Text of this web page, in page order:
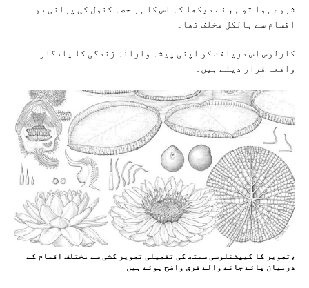
شروع ہوا تو ہم نے دیکھا کہ اس کا ہر حصہ کنول کی پرانی دو
اقسام سے بالکل مخلف تھا۔
کارلوس اس دریافت کو اپنی پیشہ وارانہ زندگی کا یادگار
واقعہ قرار دیتے ہیں۔
،تصویر کا کیپشنلوسی سمتھ کی تفصیلی تصویر کشی سے مختلف اقسام کے
درمیان پائے جانے والے فرق واضح ہوئے ہیں